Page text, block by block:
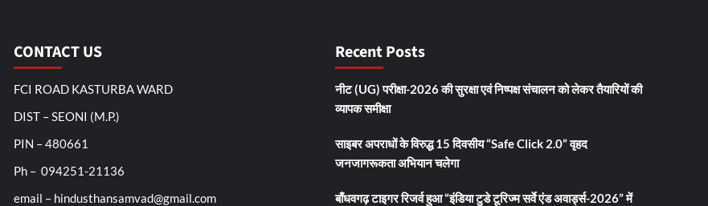
CONTACT US
FCI ROAD KASTURBA WARD
DIST – SEONI (M.P.)
PIN – 480661
Ph – 094251-21136
email – hindusthansamvad@gmail.com
Recent Posts
नीट (UG) परीक्षा-2026 की सुरक्षा एवं निष्पक्ष संचालन को लेकर तैयारियों की
व्यापक समीक्षा
साइबर अपराधों के विरुद्ध 15 दिवसीय “Safe Click 2.0” वृहद
जनजागरूकता अभियान चलेगा
बाँधवगढ़ टाइगर रिजर्व हुआ “इंडिया टुडे टूरिज्म सर्वे एंड अवार्ड्स-2026” में